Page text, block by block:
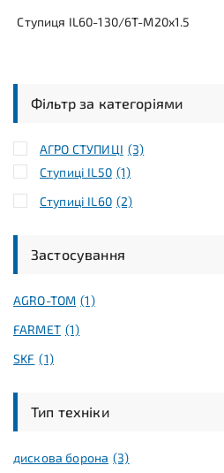
Ступиця IL60-130/6T-M20x1.5
Фільтр за категоріями
АГРО СТУПИЦІ (3)
Ступиці IL50 (1)
Ступиці IL60 (2)
Застосування
AGRO-TOM (1)
FARMET (1)
SKF (1)
Тип техніки
дискова борона (3)